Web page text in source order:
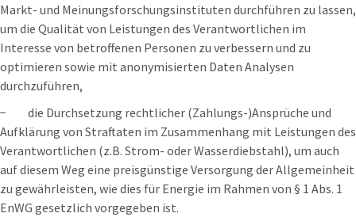
Markt- und Meinungsforschungsinstituten durchführen zu lassen,
um die Qualität von Leistungen des Verantwortlichen im
Interesse von betroffenen Personen zu verbessern und zu
optimieren sowie mit anonymisierten Daten Analysen
durchzuführen,
− die Durchsetzung rechtlicher (Zahlungs-)Ansprüche und
Aufklärung von Straftaten im Zusammenhang mit Leistungen des
Verantwortlichen (z.B. Strom- oder Wasserdiebstahl), um auch
auf diesem Weg eine preisgünstige Versorgung der Allgemeinheit
zu gewährleisten, wie dies für Energie im Rahmen von § 1 Abs. 1
EnWG gesetzlich vorgegeben ist.